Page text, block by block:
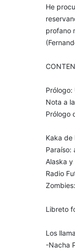
He
profano
Prólogo:
Nota a
Prólogo
Kaka de
Paraíso:
Alaska
Radio
Libreto
Los
-Nacha